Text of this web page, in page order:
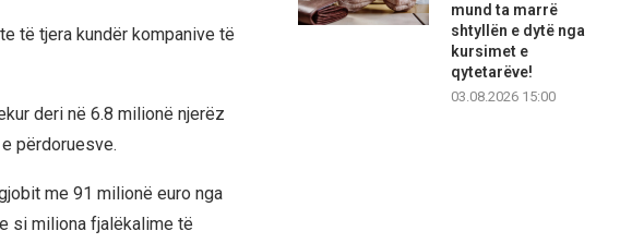
të tjera kundër kompanive të
deri në 6.8 milionë njerëz
përdoruesve.
me 91 milionë euro nga
si miliona fjalëkalime të
mund ta marrë
shtyllën e dytë nga
kursimet e
qytetarëve!
03.08.2026 15:00